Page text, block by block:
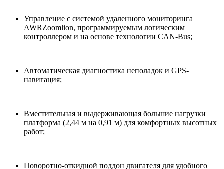
Управление с системой удаленного мониторинга
AWRZoomlion, программируемым логическим
контроллером и на основе технологии CAN-Bus;
Автоматическая диагностика неполадок и GPS-
навигация;
Вместительная и выдерживающая большие нагрузки
платформа (2,44 м на 0,91 м) для комфортных высотных
работ;
Поворотно-откидной поддон двигателя для удобного